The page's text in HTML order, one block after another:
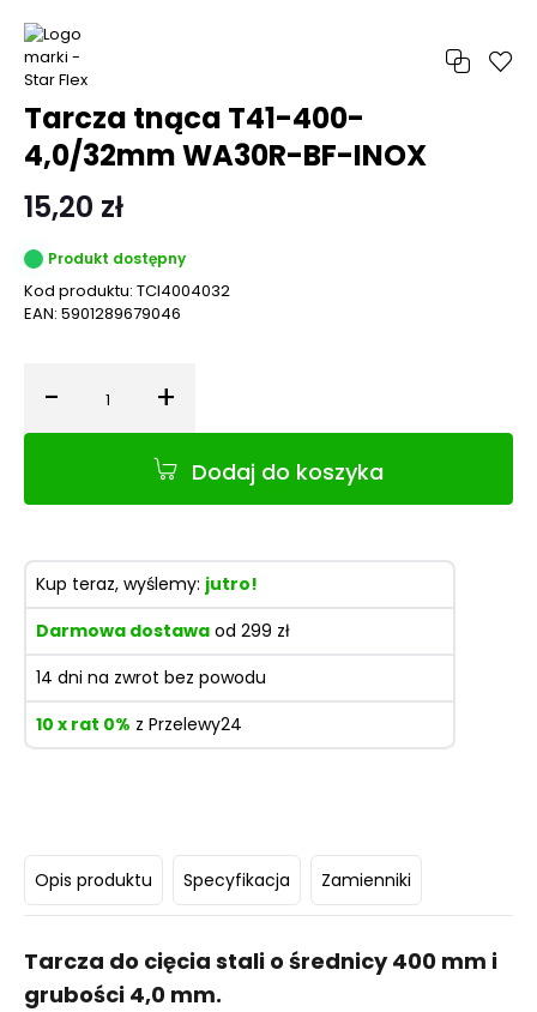
Opis produktu Specyfikacja Zamienniki
Tarcza do cięcia stali o średnicy 400 mm i
grubości 4,0 mm.
Tarcza tnąca T41-400-
4,0/32mm WA30R-BF-INOX
15,20 zł
Produkt dostępny
Kod produktu: TCI4004032
EAN: 5901289679046
- Ilość +
Dodaj do koszyka
Kup teraz, wyślemy: jutro!
Darmowa dostawa od 299 zł
14 dni na zwrot bez powodu
10 x rat 0% z Przelewy24